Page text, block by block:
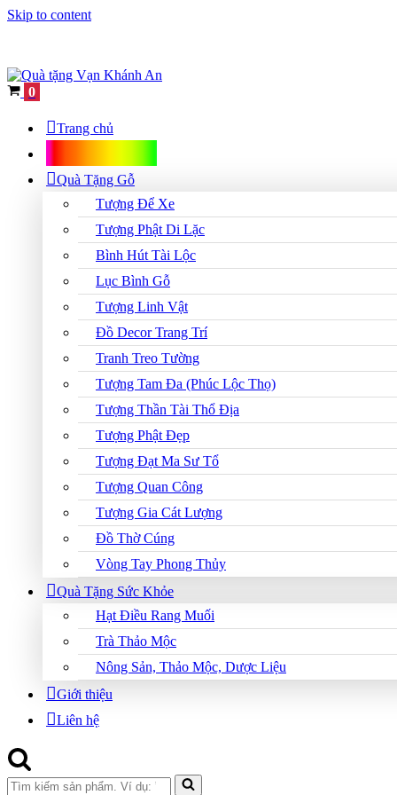
Skip to content
Cart
0
Trang chủ
Quà Tặng Gỗ
Tượng Để Xe
Tượng Phật Di Lặc
Bình Hút Tài Lộc
Lục Bình Gỗ
Tượng Linh Vật
Đồ Decor Trang Trí
Tranh Treo Tường
Tượng Tam Đa (Phúc Lộc Thọ)
Tượng Thần Tài Thổ Địa
Tượng Phật Đẹp
Tượng Đạt Ma Sư Tổ
Tượng Quan Công
Tượng Gia Cát Lượng
Đồ Thờ Cúng
Vòng Tay Phong Thủy
Quà Tặng Sức Khỏe
Hạt Điều Rang Muối
Trà Thảo Mộc
Nông Sản, Thảo Mộc, Dược Liệu
Giới thiệu
Liên hệ
Search